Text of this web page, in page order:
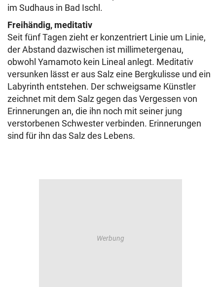
im Sudhaus in Bad Ischl.
Freihändig, meditativ
Seit fünf Tagen zieht er konzentriert Linie um Linie,
der Abstand dazwischen ist millimetergenau,
obwohl Yamamoto kein Lineal anlegt. Meditativ
versunken lässt er aus Salz eine Bergkulisse und ein
Labyrinth entstehen. Der schweigsame Künstler
zeichnet mit dem Salz gegen das Vergessen von
Erinnerungen an, die ihn noch mit seiner jung
verstorbenen Schwester verbinden. Erinnerungen
sind für ihn das Salz des Lebens.